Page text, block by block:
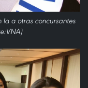
la a otras concursantes